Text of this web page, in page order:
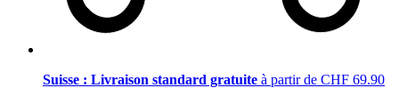
Suisse : Livraison standard gratuite à partir de CHF 69.90